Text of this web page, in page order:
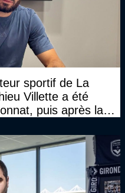
sportif de La
Villette a été
puis après la